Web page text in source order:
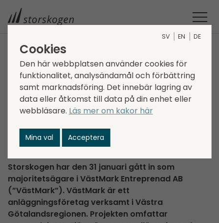
STORSKOGEN MEDIA NYHETER
2020
STORSKOGEN FÖRVÄRVAR VÄSTMARK ENTREPRENAD
Storskogen förvärvar
VästMark Entreprenad
2020-02-03
Transactions, Services
Storskogen har den 31 januari gått in som
majoritetsägare i VästMark Entreprenad AB
(”VästMark”). VästMark är ett
anläggningsföretag verksamt i Västra
Götalandsregionen. Projekten omfattar
SV EN DE
Cookies
Den här webbplatsen använder cookies för
funktionalitet, analysändamål och förbättring
samt marknadsföring. Det innebär lagring av
data eller åtkomst till data på din enhet eller
webbläsare. Läs mer om kakor här
Mina val Acceptera